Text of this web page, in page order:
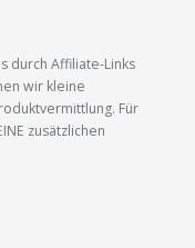
durch Affiliate-Links
wir kleine
Für
zusätzlichen